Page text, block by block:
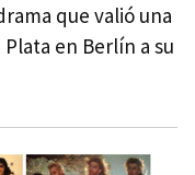
que valió una
en Berlín a su